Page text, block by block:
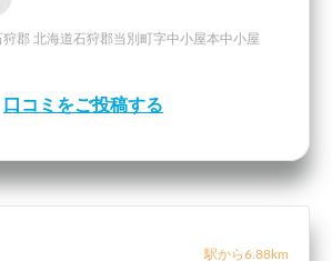
郡 北海道石狩郡当別町字中小屋本中小屋
口コミをご投稿する
駅から6.88km